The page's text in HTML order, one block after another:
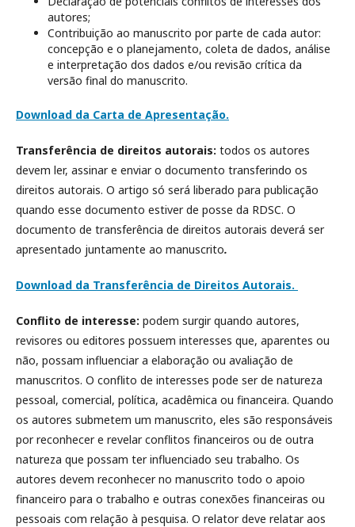
autores;
Contribuição ao manuscrito por parte de cada autor:
concepção e o planejamento, coleta de dados, análise
e interpretação dos dados e/ou revisão crítica da
versão final do manuscrito.
Download da Carta de Apresentação.
Transferência de direitos autorais: todos os autores
devem ler, assinar e enviar o documento transferindo os
direitos autorais. O artigo só será liberado para publicação
quando esse documento estiver de posse da RDSC. O
documento de transferência de direitos autorais deverá ser
apresentado juntamente ao manuscrito.
Download da Transferência de Direitos Autorais.
Conflito de interesse: podem surgir quando autores,
revisores ou editores possuem interesses que, aparentes ou
não, possam influenciar a elaboração ou avaliação de
manuscritos. O conflito de interesses pode ser de natureza
pessoal, comercial, política, acadêmica ou financeira. Quando
os autores submetem um manuscrito, eles são responsáveis
por reconhecer e revelar conflitos financeiros ou de outra
natureza que possam ter influenciado seu trabalho. Os
autores devem reconhecer no manuscrito todo o apoio
financeiro para o trabalho e outras conexões financeiras ou
pessoais com relação à pesquisa. O relator deve relatar aos